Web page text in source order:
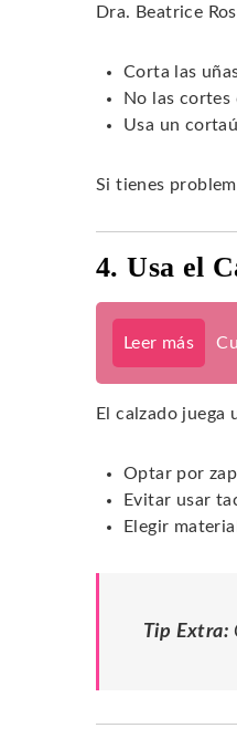
Dra. Beatrice
Corta las
No las cortes
Usa un
Si tienes
4. Usa el
Leer más
El calzado juega
Optar por
Evitar usar
Elegir
Tip Extra: